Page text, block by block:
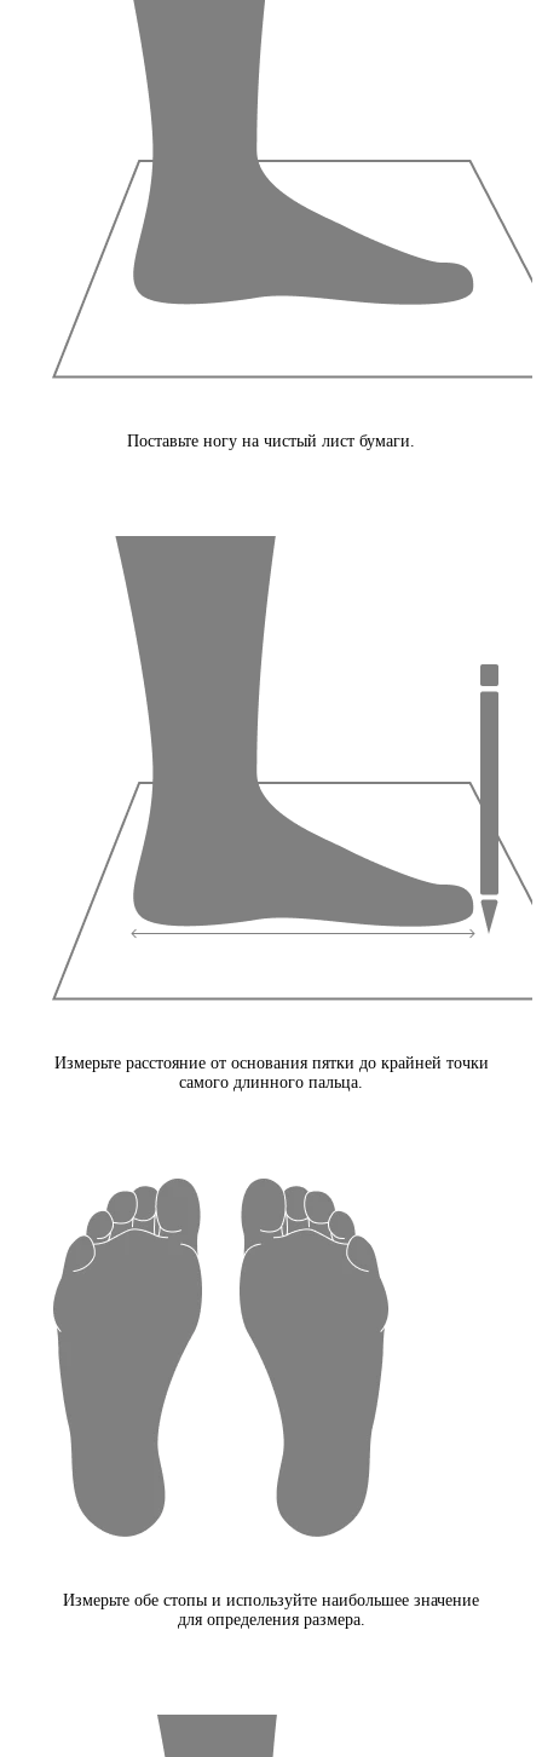
Поставьте ногу на чистый лист бумаги.
Измерьте расстояние от основания пятки до крайней точки
самого длинного пальца.
Измерьте обе стопы и используйте наибольшее значение
для определения размера.